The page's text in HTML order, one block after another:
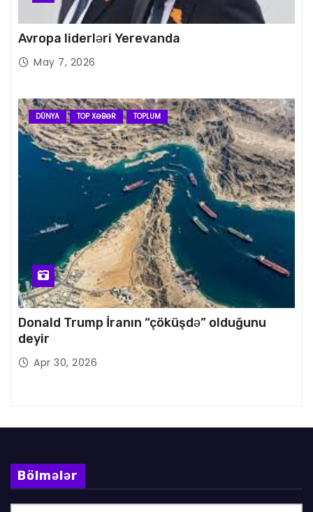
Avropa liderləri Yerevanda
May 7, 2026
DÜNYA TOP XƏBƏR TOPLUM
Donald Trump İranın “çöküşdə” olduğunu
deyir
Apr 30, 2026
Bölmələr